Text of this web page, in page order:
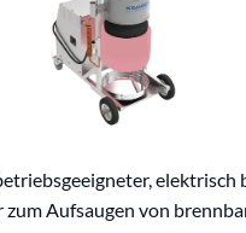
elektrisch
Aufsaugen von